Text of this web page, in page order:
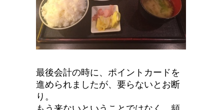
最後会計の時に、ポイントカードを
進められましたが、要らないとお断
り。